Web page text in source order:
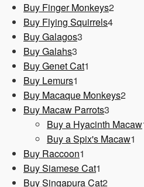
Produkt
Buy Finger Monkeys22
Buy Flying Squirrels44
Buy Galagos3
Buy Galahs3
Produkte
Buy Genet Cat1
Buy Lemurs1
Produkt
Buy Macaque Monkeys22
Buy Macaw Parrots3
Buy a Hyacinth Macaw
Buy a Spix's Macaw1
Buy Raccoon1
Produkt
Buy Siamese Cat1
Produkt
Buy Singapura Cat22